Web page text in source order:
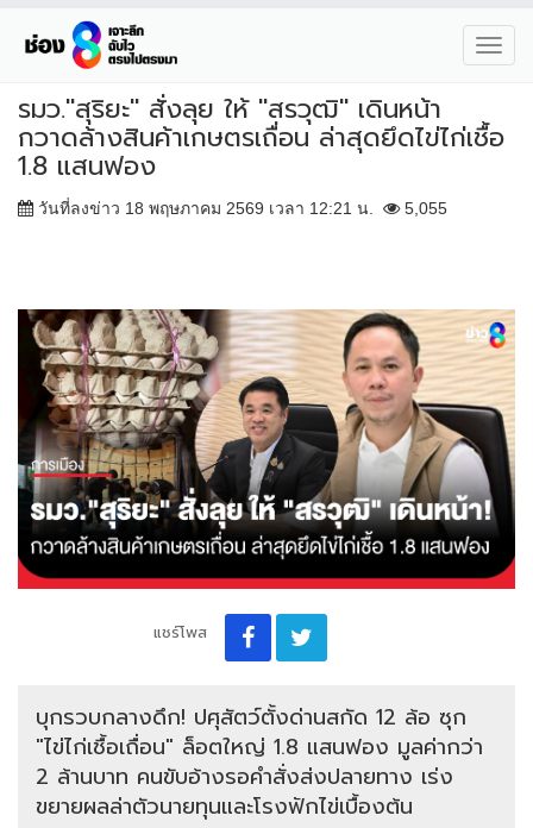
รมว."สุริยะ" สั่งลุย ให้ "สรวุฒิ" เดินหน้า
กวาดล้างสินค้าเกษตรเถื่อน ล่าสุดยึดไข่ไก่เชื้อ
1.8 แสนฟอง
วันที่ลงข่าว 18 พฤษภาคม 2569 เวลา 12:21 น. 5,055
แชร์โพส
​บุกรวบกลางดึก! ปศุสัตว์ตั้งด่านสกัด 12 ล้อ ซุก
"ไข่ไก่เชื้อเถื่อน" ล็อตใหญ่ 1.8 แสนฟอง มูลค่ากว่า
2 ล้านบาท คนขับอ้างรอคำสั่งส่งปลายทาง เร่ง
ขยายผลล่าตัวนายทุนและโรงฟักไข่เบื้องต้น